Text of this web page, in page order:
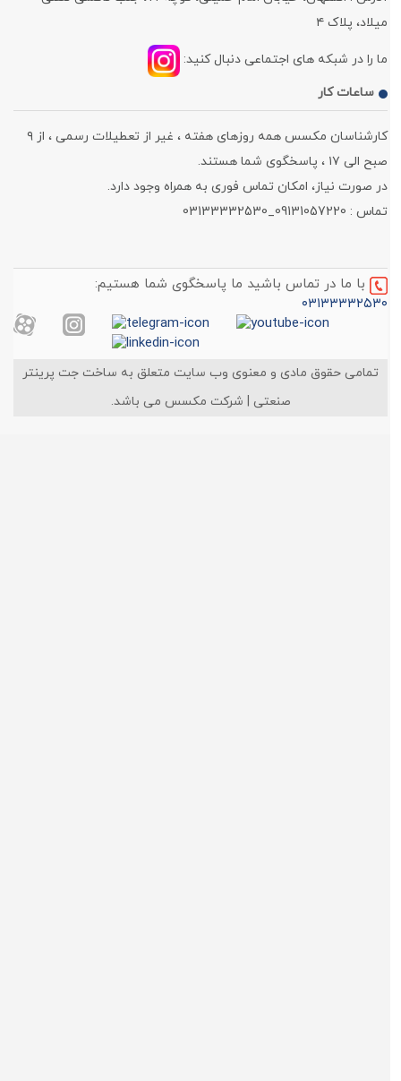
میلاد، پلاک ۴
ما را در شبکه های اجتماعی دنبال کنید:
ساعات کار
کارشناسان مکسس همه روزهای هفته ، غیر از تعطیلات رسمی ، از ۹
صبح الی ۱۷ ، پاسخگوی شما هستند.
در صورت نیاز، امکان تماس فوری به همراه وجود دارد.
تماس : 09131057220_03133332530
با ما در تماس باشید ما پاسخگوی شما هستیم:
۰۳۱۳۳۳۳۲۵۳۰
تمامی حقوق مادی و معنوی وب سایت متعلق به ساخت جت پرینتر
صنعتی | شرکت مکسس می باشد.